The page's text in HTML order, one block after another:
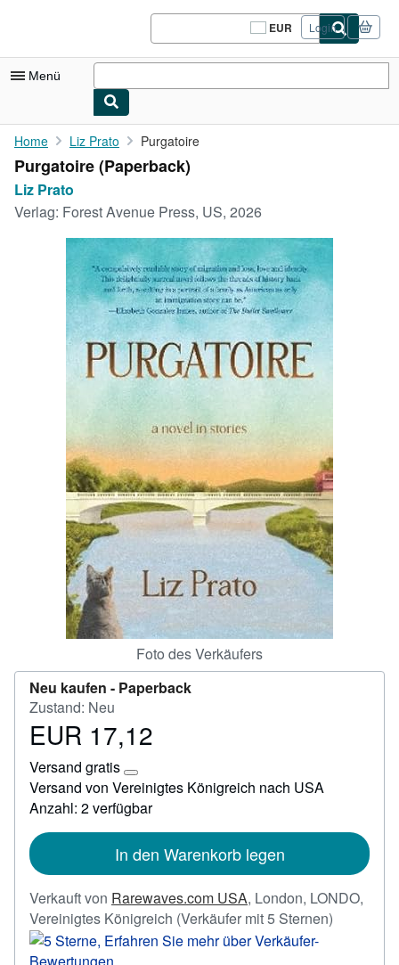
EUR
Seite
der
Login
Menü
Nutzerkonto
Meine Bestellungen
Antiquarische Bücher
Kunst & Sammlerstücke
SCHLIESSEN
Home Liz Prato Purgatoire
Purgatoire (Paperback)
Liz Prato
Verlag: Forest Avenue Press, US, 2026
Foto des Verkäufers
Neu kaufen - Paperback
Zustand: Neu
Preis
17,12
EUR 17,12
Versand gratis
Weitere
Informationen
zu
Versandkosten
Versand von Vereinigtes Königreich nach USA
Anzahl: 2 verfügbar
In den Warenkorb legen
Verkauft von Rarewaves.com USA, London, LONDO,
Vereinigtes Königreich (Verkäufer mit 5 Sternen)